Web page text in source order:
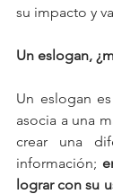
su impacto y
Un eslogan,
Un eslogan
asocia a una
crear una
información;
lograr con su